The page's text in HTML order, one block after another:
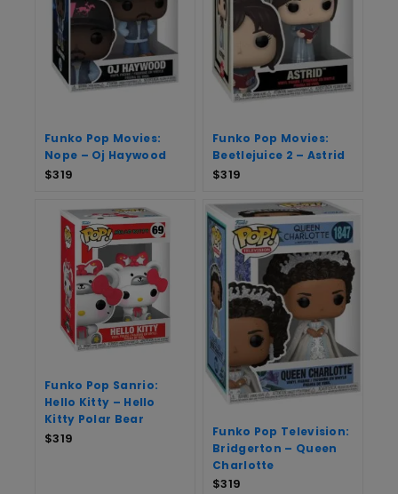
Funko Pop Movies:
Nope – Oj Haywood
$319
Funko Pop Movies:
Beetlejuice 2 – Astrid
$319
Funko Pop Sanrio:
Hello Kitty – Hello
Kitty Polar Bear
$319
Funko Pop Television:
Bridgerton – Queen
Charlotte
$319